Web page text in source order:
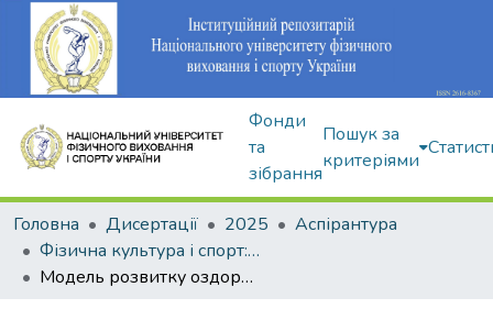
Фонди
та
зібрання
Пошук за
критеріями
Головна Дисертації 2025
Аспірантура
Фізична культура і спорт: 017
Модель розвитку оздоровчого фітнесу Китаю для підвищення рівня залучення населення до рухової активності